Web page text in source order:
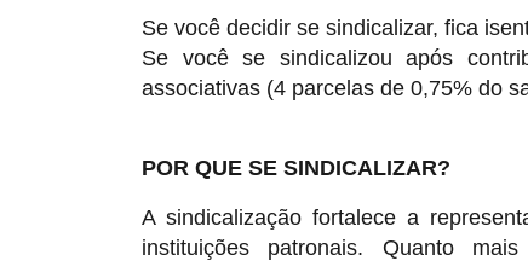
Se você decidir se sindicalizar, fica
Se você se sindicalizou após
associativas (4 parcelas de 0,75% do
POR QUE SE SINDICALIZAR?
A sindicalização fortalece a
instituições patronais. Quanto